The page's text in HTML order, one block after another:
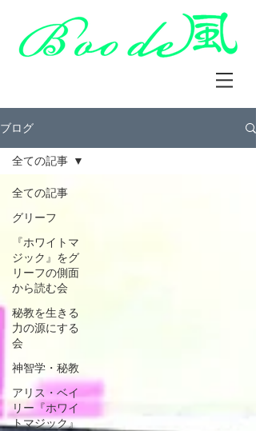
ブログ
全ての記事
グリーフ
『ホワイトマ
ジック』をグ
リーフの側面
から読む会
秘教を生きる
力の源にする
会
神智学・秘教
アリス・ベイ
リー『ホワイ
トマジック』
全ての記事